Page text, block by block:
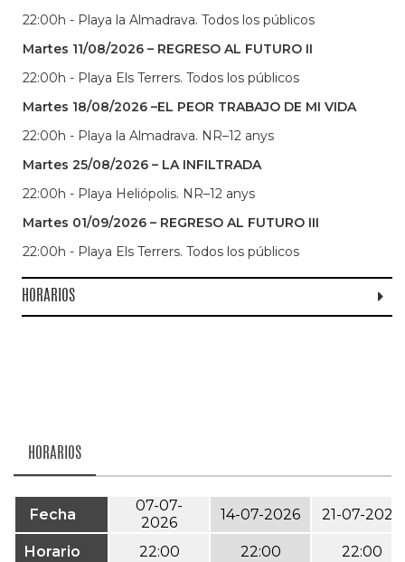
22:00h - Playa la Almadrava. Todos los públicos
Martes 11/08/2026 – REGRESO AL FUTURO II
22:00h - Playa Els Terrers. Todos los públicos
Martes 18/08/2026 –EL PEOR TRABAJO DE MI VIDA
22:00h - Playa la Almadrava. NR–12 anys
Martes 25/08/2026 – LA INFILTRADA
22:00h - Playa Heliópolis. NR–12 anys
Martes 01/09/2026 – REGRESO AL FUTURO III
22:00h - Playa Els Terrers. Todos los públicos
HORARIOS
HORARIOS
Fecha
07-07-
2026
14-07-2026 21-07-2026
Horario 22:00 22:00 22:00